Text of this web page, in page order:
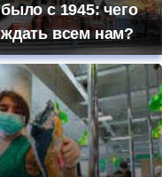
было с 1945: чего
ждать всем нам?